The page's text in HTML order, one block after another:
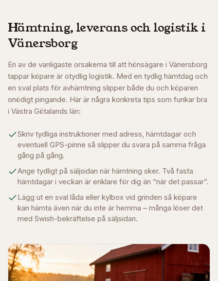
Hämtning, leverans och logistik i
Vänersborg
En av de vanligaste orsakerna till att hönsägare i Vänersborg
tappar köpare är otydlig logistik. Med en tydlig hämtdag och
en sval plats för avhämtning slipper både du och köparen
onödigt pingande. Här är några konkreta tips som funkar bra
i Västra Götalands län:
Skriv tydliga instruktioner med adress, hämtdagar och
eventuell GPS-pinne så slipper du svara på samma fråga
gång på gång.
Ange tydligt på säljsidan när hämtning sker. Två fasta
hämtdagar i veckan är enklare för dig än “när det passar”.
Lägg ut en sval låda eller kylbox vid grinden så köpare
kan hämta även när du inte är hemma – många löser det
med Swish-bekräftelse på säljsidan.